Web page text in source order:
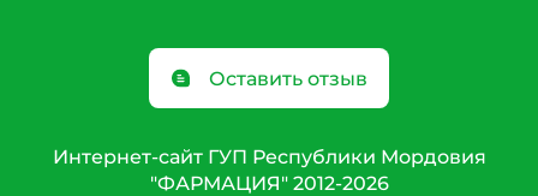
Оставить отзыв
Интернет-сайт ГУП Республики Мордовия
"ФАРМАЦИЯ" 2012-2026